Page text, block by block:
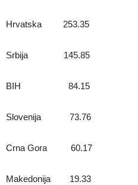
Hrvatska 253.35
Srbija 145.85
BIH 84.15
Slovenija 73.76
Crna Gora 60.17
Makedonija 19.33